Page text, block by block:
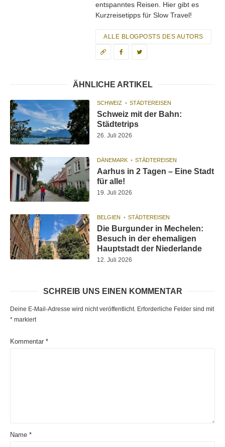
entspanntes Reisen. Hier gibt es
Kurzreisetipps für Slow Travel!
ALLE BLOGPOSTS DES AUTORS
ÄHNLICHE ARTIKEL
SCHWEIZ STÄDTEREISEN
Schweiz mit der Bahn:
Städtetrips
26. Juli 2026
DÄNEMARK STÄDTEREISEN
Aarhus in 2 Tagen – Eine Stadt
für alle!
19. Juli 2026
BELGIEN STÄDTEREISEN
Die Burgunder in Mechelen:
Besuch in der ehemaligen
Hauptstadt der Niederlande
12. Juli 2026
SCHREIB UNS EINEN KOMMENTAR
Deine E-Mail-Adresse wird nicht veröffentlicht. Erforderliche Felder sind mit
* markiert
Kommentar *
Name *